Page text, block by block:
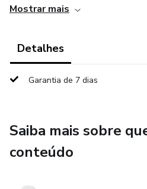
aprofundar sua fé e encontrar
Mostrar mais
Detalhes
Garantia de 7 dias
Saiba mais sobre
conteúdo